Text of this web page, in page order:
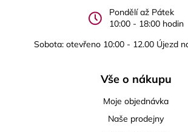
Pondělí až Pátek
10:00 - 18:00 hodin
Sobota: otevřeno 10:00 - 12.00 Újezd
Vše o nákupu
Moje objednávka
Naše prodejny